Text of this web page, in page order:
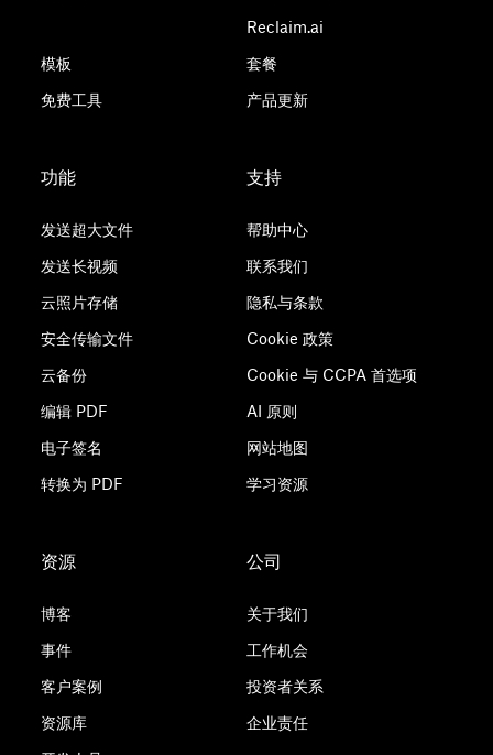
模板
免费工具
Reclaim.ai
套餐
产品更新
功能
发送超大文件
发送长视频
云照片存储
安全传输文件
云备份
编辑 PDF
电子签名
转换为 PDF
支持
帮助中心
联系我们
隐私与条款
Cookie 政策
Cookie 与 CCPA 首选项
AI 原则
网站地图
学习资源
资源
博客
事件
客户案例
资源库
公司
关于我们
工作机会
投资者关系
企业责任